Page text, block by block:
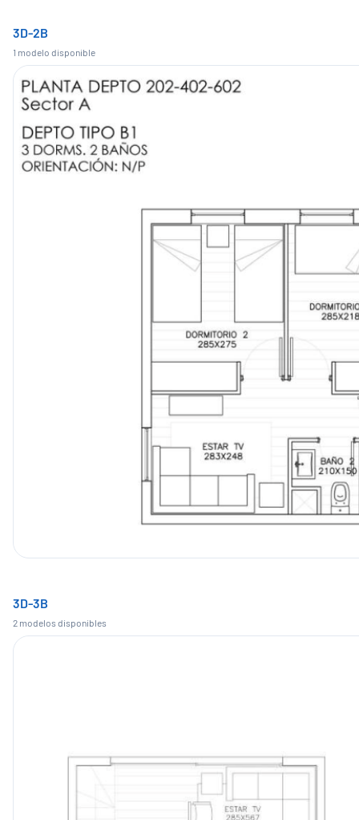
3D-2B
1 modelo disponible
3D-3B
2 modelos disponibles